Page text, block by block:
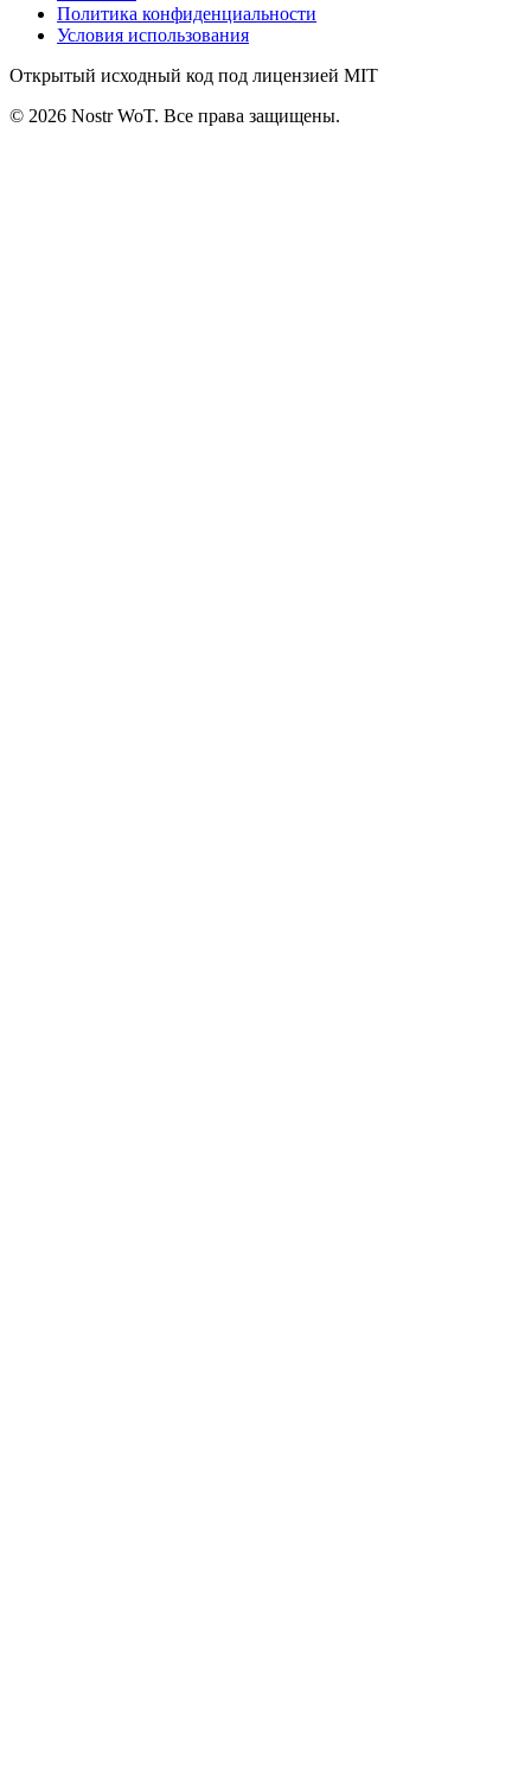
Политика конфиденциальности
Условия использования
Открытый исходный код под лицензией MIT
© 2026 Nostr WoT. Все права защищены.